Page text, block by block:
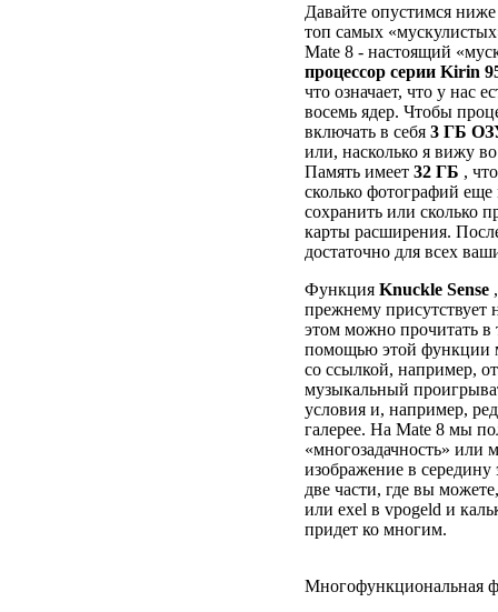
Давайте опустимся
топ самых
Mate 8 - настоящий
процессор серии Kirin
что означает, что у нас
восемь ядер. Чтобы
включать в себя 3 ГБ
или, насколько я вижу
Память имеет 32 ГБ ,
сколько фотографий
сохранить или сколько
карты расширения.
достаточно для всех
Функция Knuckle Sense
прежнему присутствует
этом можно прочитать в
помощью этой функции
со ссылкой, например,
музыкальный
условия и, например,
галерее. На Mate 8 мы
«многозадачность» или
изображение в середину
две части, где вы
или exel в vpogeld и
придет ко многим.
Многофункциональная